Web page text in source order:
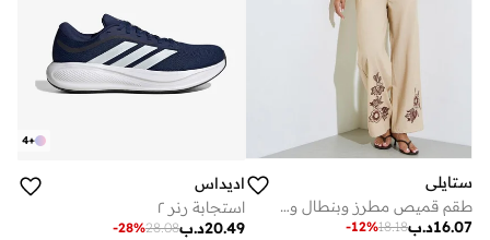
ستايلي
طقم قميص مطرز وبنطال واسع الساق
د.ب16.07
18.18
-12%
+
4
اديداس
استجابة رنر ٢
د.ب20.49
28.08
-28%